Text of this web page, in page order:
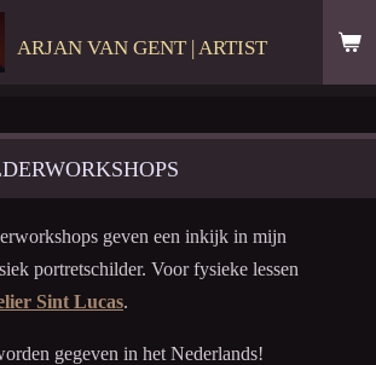
ARJAN VAN GENT | ARTIST
geven een inkijk in mijn
portretschilder. Voor fysieke lessen
Sint Lucas.
gegeven in het Nederlands!